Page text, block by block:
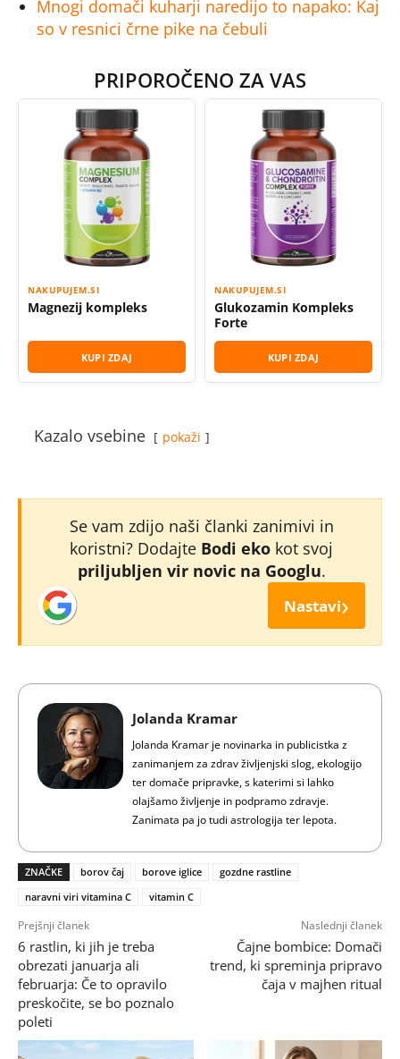
Mnogi domači kuharji naredijo to napako: Kaj
so v resnici črne pike na čebuli
PRIPOROČENO ZA VAS
NAKUPUJEM.SI
Magnezij kompleks
KUPI ZDAJ
NAKUPUJEM.SI
Glukozamin Kompleks
Forte
KUPI ZDAJ
Kazalo vsebine pokaži
Se vam zdijo naši članki zanimivi in
koristni? Dodajte Bodi eko kot svoj
priljubljen vir novic na Googlu.
Nastavi›
Jolanda Kramar
Jolanda Kramar je novinarka in publicistka z
zanimanjem za zdrav življenjski slog, ekologijo
ter domače pripravke, s katerimi si lahko
olajšamo življenje in podpramo zdravje.
Zanimata pa jo tudi astrologija ter lepota.
ZNAČKE borov čaj borove iglice
gozdne rastline
naravni viri vitamina C
vitamin C
Prejšnji članek
6 rastlin, ki jih je treba
obrezati januarja ali
februarja: Če to opravilo
preskočite, se bo poznalo
poleti
Naslednji članek
Čajne bombice: Domači
trend, ki spreminja pripravo
čaja v majhen ritual